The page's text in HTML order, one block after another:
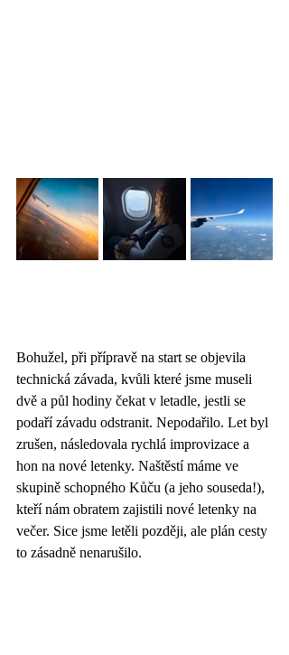
Bohužel, při přípravě na start se objevila
technická závada, kvůli které jsme museli
dvě a půl hodiny čekat v letadle, jestli se
podaří závadu odstranit. Nepodařilo. Let byl
zrušen, následovala rychlá improvizace a
hon na nové letenky. Naštěstí máme ve
skupině schopného Kůču (a jeho souseda!),
kteří nám obratem zajistili nové letenky na
večer. Sice jsme letěli později, ale plán cesty
to zásadně nenarušilo.